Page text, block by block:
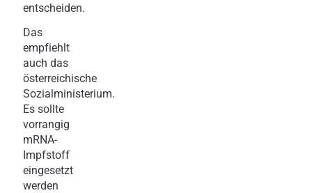
entscheiden.
Das
empfiehlt
auch das
österreichische
Sozialministerium.
Es sollte
vorrangig
mRNA-
Impfstoff
eingesetzt
werden